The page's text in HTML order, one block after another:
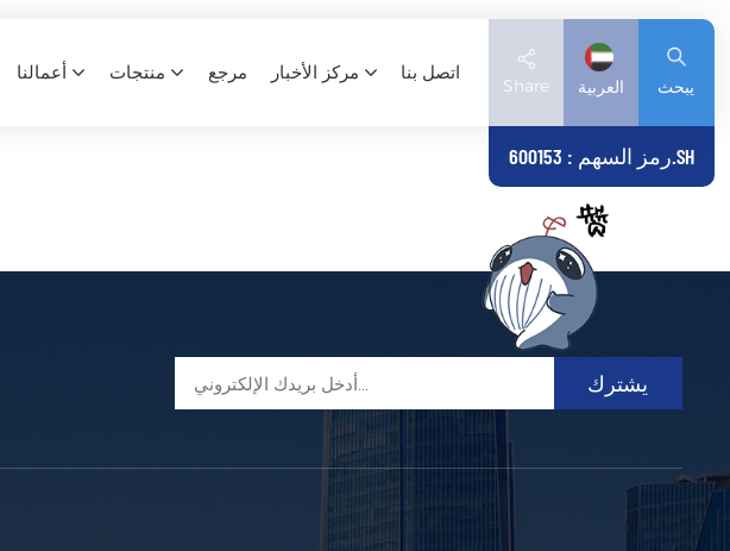
أعمالنا منتجات مرجع مركز الأخبار اتصل بنا
Share العربية
Deutsch
español
يبحث
رمز السهم : 600153.SH